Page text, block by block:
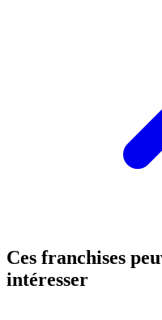
Ces franchises
intéresser